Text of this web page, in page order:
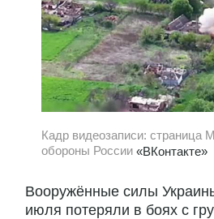
Кадр видеозаписи: страница
обороны России «ВКонтакте»
Вооружённые силы
июля потеряли в боях с